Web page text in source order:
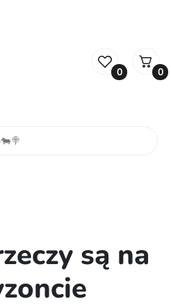
0 0
są na